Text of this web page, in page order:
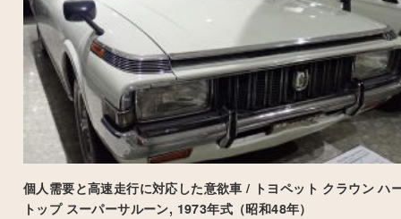
個人需要と高速走行に対応した意欲車 / トヨペット クラウン ハ
トップ スーパーサルーン, 1973年式（昭和48年）